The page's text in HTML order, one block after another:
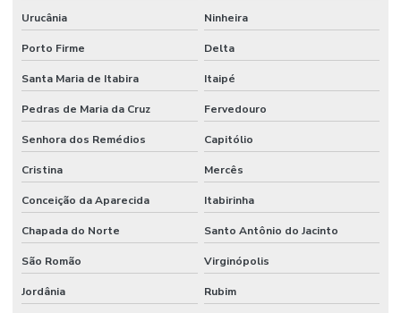
Urucânia Ninheira
Porto Firme Delta
Santa Maria de Itabira Itaipé
Pedras de Maria da Cruz Fervedouro
Senhora dos Remédios Capitólio
Cristina Mercês
Conceição da Aparecida Itabirinha
Chapada do Norte Santo Antônio do Jacinto
São Romão Virginópolis
Jordânia Rubim